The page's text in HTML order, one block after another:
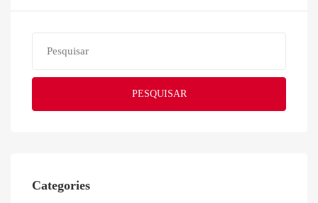
PESQUISAR
Categories